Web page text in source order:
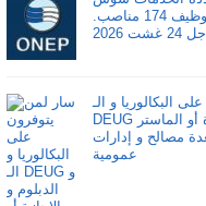
ماسة : مباريات لتوظيف 174 مناصب.
2026
البكالوريا و الـ
DEUG و الدبلوم و الإجازة أو الماستر
1.800 بعدة مصالح و إدارات
عمومية